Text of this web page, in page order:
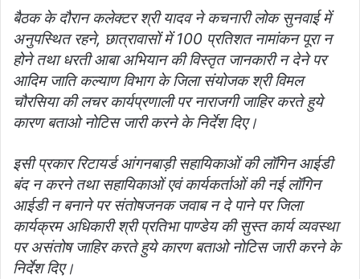
बैठक के दौरान कलेक्‍टर श्री यादव ने कचनारी लोक सुनवाई में
अनुपस्थित रहने, छात्रावासों में 100 प्रतिशत नामांकन पूरा न
होने तथा धरती आबा अभियान की विस्‍तृत जानकारी न देने पर
आदिम जाति कल्‍याण विभाग के जिला संयोजक श्री विमल
चौरसिया की लचर कार्यप्रणाली पर नाराजगी जाहिर करते हुये
कारण बताओ नोटिस जारी करने के निर्देश दिए।
इसी प्रकार रिटायर्ड आंगनबाड़ी स‍हायिकाओं की लॉगिन आईडी
बंद न करने तथा सहायिकाओं एवं कार्यकर्ताओं की नई लॉगिन
आईडी न बनाने पर संतोषजनक जवाब न दे पाने पर जिला
कार्यक्रम अधिकारी श्री प्रतिभा पाण्‍डेय की सुस्‍त कार्य व्‍यवस्‍था
पर असंतोष जाहिर करते हुये कारण बताओ नोटिस जारी करने के
निर्देश दिए।